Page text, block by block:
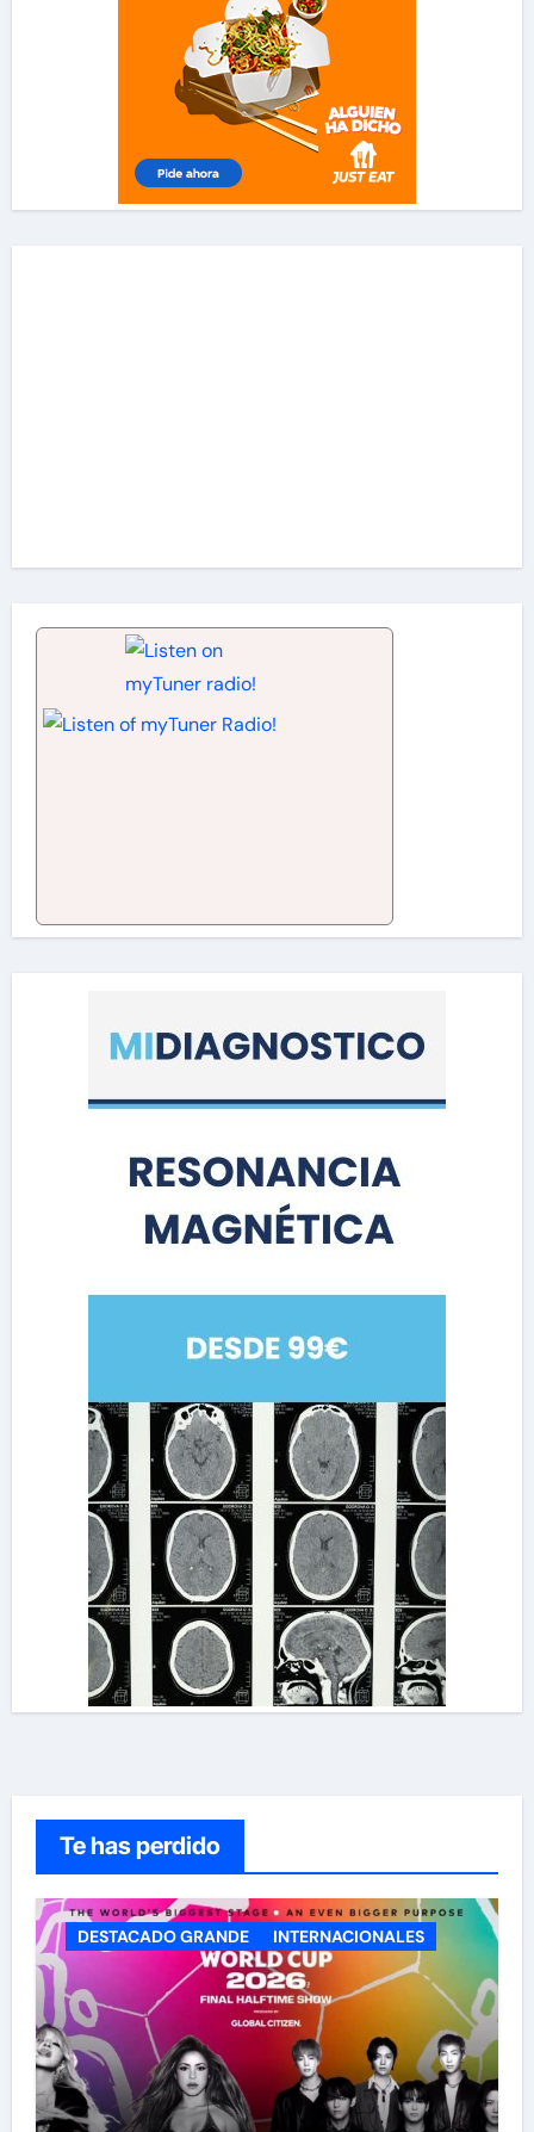
Te has perdido
DESTACADO GRANDE INTERNACIONALES